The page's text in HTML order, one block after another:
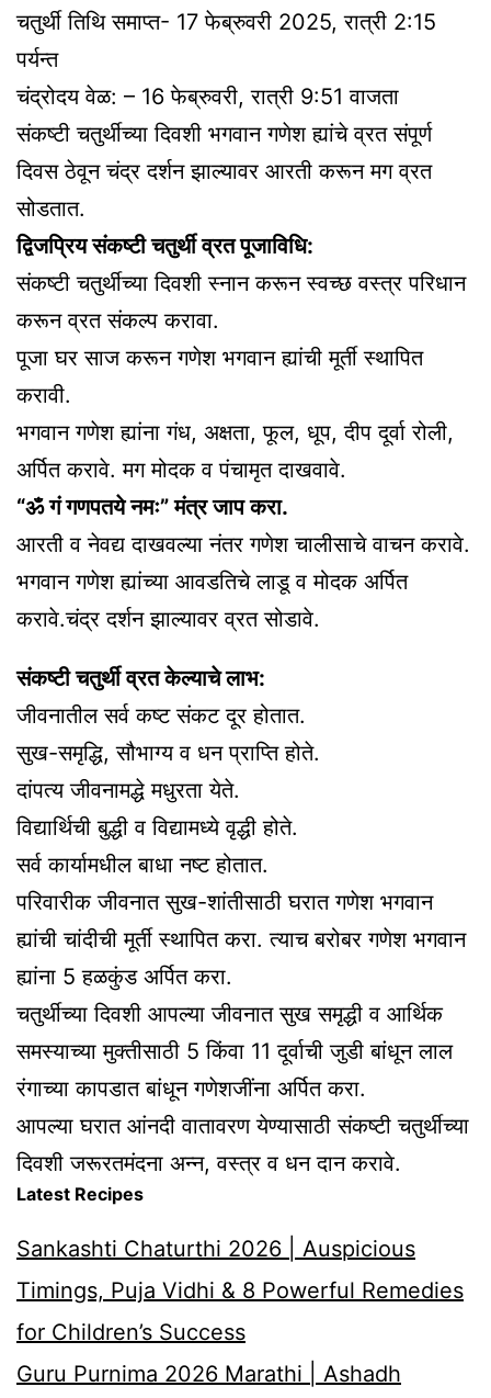
चतुर्थी तिथि समाप्त- 17 फेब्रुवरी 2025, रात्री 2:15
पर्यन्त
चंद्रोदय वेळ: – 16 फेब्रुवरी, रात्री 9:51 वाजता
संकष्टी चतुर्थीच्या दिवशी भगवान गणेश ह्यांचे व्रत संपूर्ण
दिवस ठेवून चंद्र दर्शन झाल्यावर आरती करून मग व्रत
सोडतात.
द्विजप्रिय संकष्टी चतुर्थी व्रत पूजाविधि:
संकष्टी चतुर्थीच्या दिवशी स्नान करून स्वच्छ वस्त्र परिधान
करून व्रत संकल्प करावा.
पूजा घर साज करून गणेश भगवान ह्यांची मूर्ती स्थापित
करावी.
भगवान गणेश ह्यांना गंध, अक्षता, फूल, धूप, दीप दूर्वा रोली,
अर्पित करावे. मग मोदक व पंचामृत दाखवावे.
“ॐ गं गणपतये नमः” मंत्र जाप करा.
आरती व नेवद्य दाखवल्या नंतर गणेश चालीसाचे वाचन करावे.
भगवान गणेश ह्यांच्या आवडतिचे लाडू व मोदक अर्पित
करावे.चंद्र दर्शन झाल्यावर व्रत सोडावे.
संकष्टी चतुर्थी व्रत केल्याचे लाभ:
जीवनातील सर्व कष्ट संकट दूर होतात.
सुख-समृद्धि, सौभाग्य व धन प्राप्ति होते.
दांपत्य जीवनामद्धे मधुरता येते.
विद्यार्थिची बुद्धी व विद्यामध्ये वृद्धी होते.
सर्व कार्यामधील बाधा नष्ट होतात.
परिवारीक जीवनात सुख-शांतीसाठी घरात गणेश भगवान
ह्यांची चांदीची मूर्ती स्थापित करा. त्याच बरोबर गणेश भगवान
ह्यांना 5 हळकुंड अर्पित करा.
चतुर्थीच्या दिवशी आपल्या जीवनात सुख समृद्धी व आर्थिक
समस्याच्या मुक्तीसाठी 5 किंवा 11 दूर्वाची जुडी बांधून लाल
रंगाच्या कापडात बांधून गणेशजींना अर्पित करा.
आपल्या घरात आंनदी वातावरण येण्यासाठी संकष्टी चतुर्थीच्या
दिवशी जरूरतमंदना अन्न, वस्त्र व धन दान करावे.
Latest Recipes
Sankashti Chaturthi 2026 | Auspicious
Timings, Puja Vidhi & 8 Powerful Remedies
for Children’s Success
Guru Purnima 2026 Marathi | Ashadh